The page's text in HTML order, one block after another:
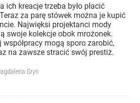
ich kreacje trzeba było płacić
za parę stówek można je kupić
Najwięksi projektanci mody
swoje kolekcje obok mrożonek.
współpracy mogą sporo zarobić,
na zawsze stracić swój prestiż.
Gryn